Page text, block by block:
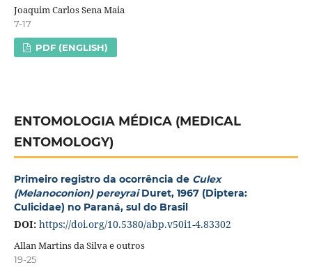
Joaquim Carlos Sena Maia
7-17
PDF (ENGLISH)
ENTOMOLOGIA MÉDICA (MEDICAL
ENTOMOLOGY)
Primeiro registro da ocorrência de Culex
(Melanoconion) pereyraiDuret, 1967 (Diptera:
Culicidae) no Paraná, sul do Brasil
DOI: https://doi.org/10.5380/abp.v50i1-4.83302
Allan Martins da Silva e outros
19-25